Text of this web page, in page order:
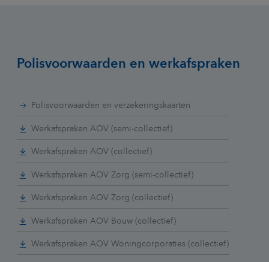
Polisvoorwaarden en werkafspraken
Polisvoorwaarden en verzekeringskaarten
Werkafspraken AOV (semi-collectief)
Werkafspraken AOV (collectief)
Werkafspraken AOV Zorg (semi-collectief)
Werkafspraken AOV Zorg (collectief)
Werkafspraken AOV Bouw (collectief)
Werkafspraken AOV Woningcorporaties (collectief)